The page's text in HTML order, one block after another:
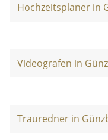
Hochzeitsplaner in
Videografen in
Trauredner in